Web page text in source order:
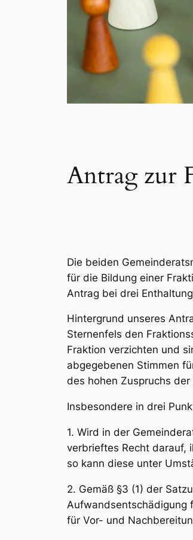
Antrag zur
Die beiden
für die Bildung einer
Antrag bei drei
Hintergrund unseres
Sternenfels den
Fraktion verzichten und
abgegebenen Stimmen
des hohen Zuspruchs
Insbesondere in drei
1. Wird in der
verbrieftes Recht darauf,
so kann diese unter
2. Gemäß §3 (1) der
Aufwandsentschädigung
für Vor- und